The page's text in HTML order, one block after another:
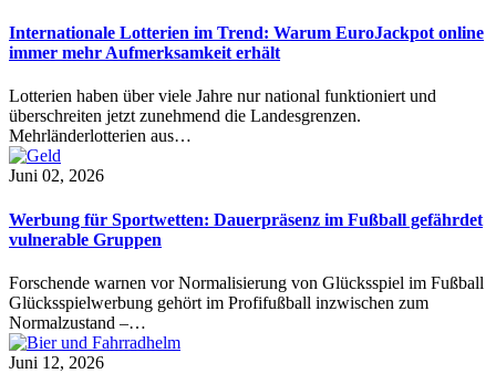
Internationale Lotterien im Trend: Warum EuroJackpot online
immer mehr Aufmerksamkeit erhält
Lotterien haben über viele Jahre nur national funktioniert und
überschreiten jetzt zunehmend die Landesgrenzen.
Mehrländerlotterien aus…
Juni 02, 2026
Werbung für Sportwetten: Dauerpräsenz im Fußball gefährdet
vulnerable Gruppen
Forschende warnen vor Normalisierung von Glücksspiel im Fußball
Glücksspielwerbung gehört im Profifußball inzwischen zum
Normalzustand –…
Juni 12, 2026